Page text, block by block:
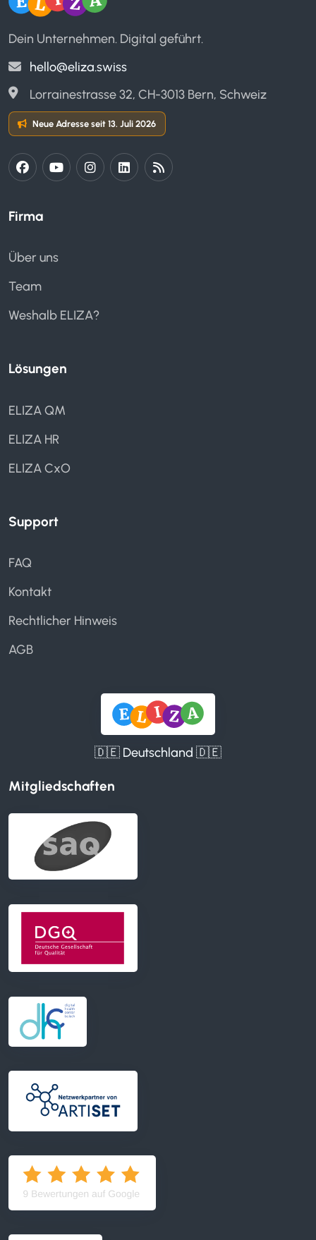
Firma
Über uns
Team
Weshalb ELIZA?
Lösungen
ELIZA QM
ELIZA HR
ELIZA CxO
Support
FAQ
Kontakt
Rechtlicher Hinweis
AGB
Dein Unternehmen. Digital geführt.
hello@eliza.swiss
Lorrainestrasse 32, CH-3013 Bern, Schweiz
Neue Adresse seit 13. Juli 2026
🇩🇪 Deutschland 🇩🇪
Mitgliedschaften